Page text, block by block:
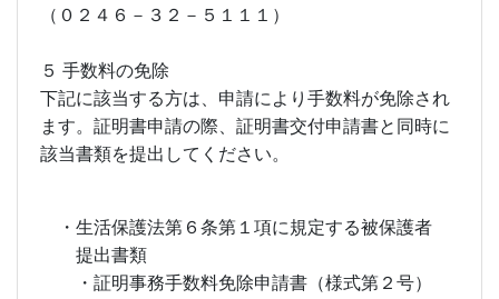
（０２４６－３２－５１１１）
５ 手数料の免除
下記に該当する方は、申請により手数料が免除され
ます。証明書申請の際、証明書交付申請書と同時に
該当書類を提出してください。
・生活保護法第６条第１項に規定する被保護者
提出書類
・証明事務手数料免除申請書（様式第２号）